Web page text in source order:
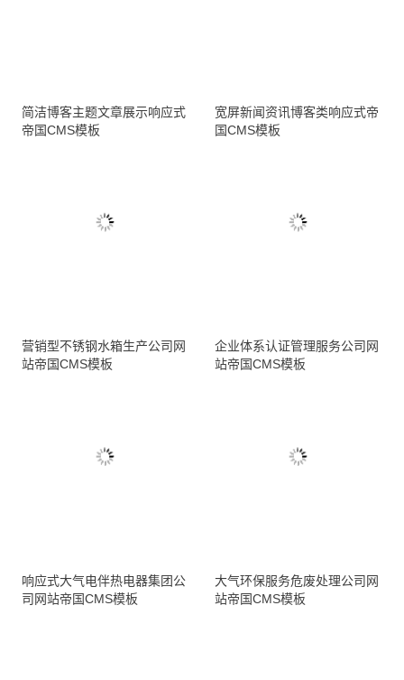
简洁博客主题文章展示响应式
帝国CMS模板
宽屏新闻资讯博客类响应式帝
国CMS模板
营销型不锈钢水箱生产公司网
站帝国CMS模板
企业体系认证管理服务公司网
站帝国CMS模板
响应式大气电伴热电器集团公
司网站帝国CMS模板
大气环保服务危废处理公司网
站帝国CMS模板